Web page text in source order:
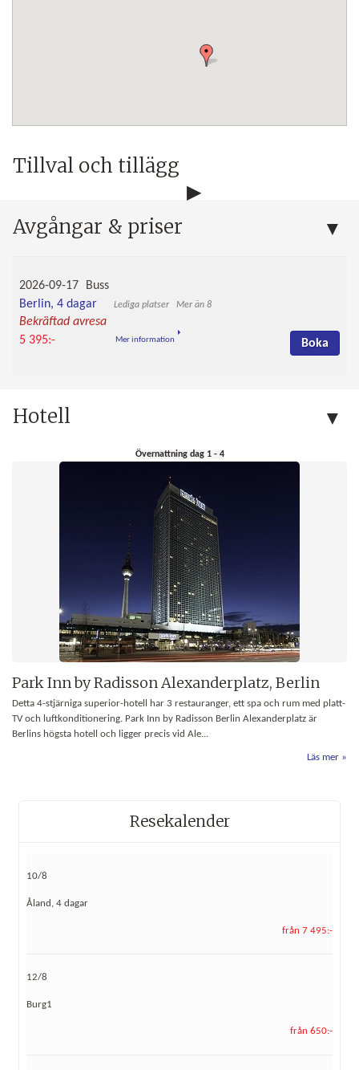
Tillval och tillägg
Avgångar & priser
2026-09-17
Buss
Berlin, 4 dagar
Bekräftad avresa
Mer än 8
5 395:- Boka
Mer information
Hotell
Övernattning dag 1 - 4
Park Inn by Radisson Alexanderplatz, Berlin
Detta 4-stjärniga superior-hotell har 3 restauranger, ett spa och rum med platt-
TV och luftkonditionering. Park Inn by Radisson Berlin Alexanderplatz är
Berlins högsta hotell och ligger precis vid Ale...
Läs mer
Resekalender
10/8
Åland, 4 dagar
från 7 495:-
12/8
Burg1
från 650:-